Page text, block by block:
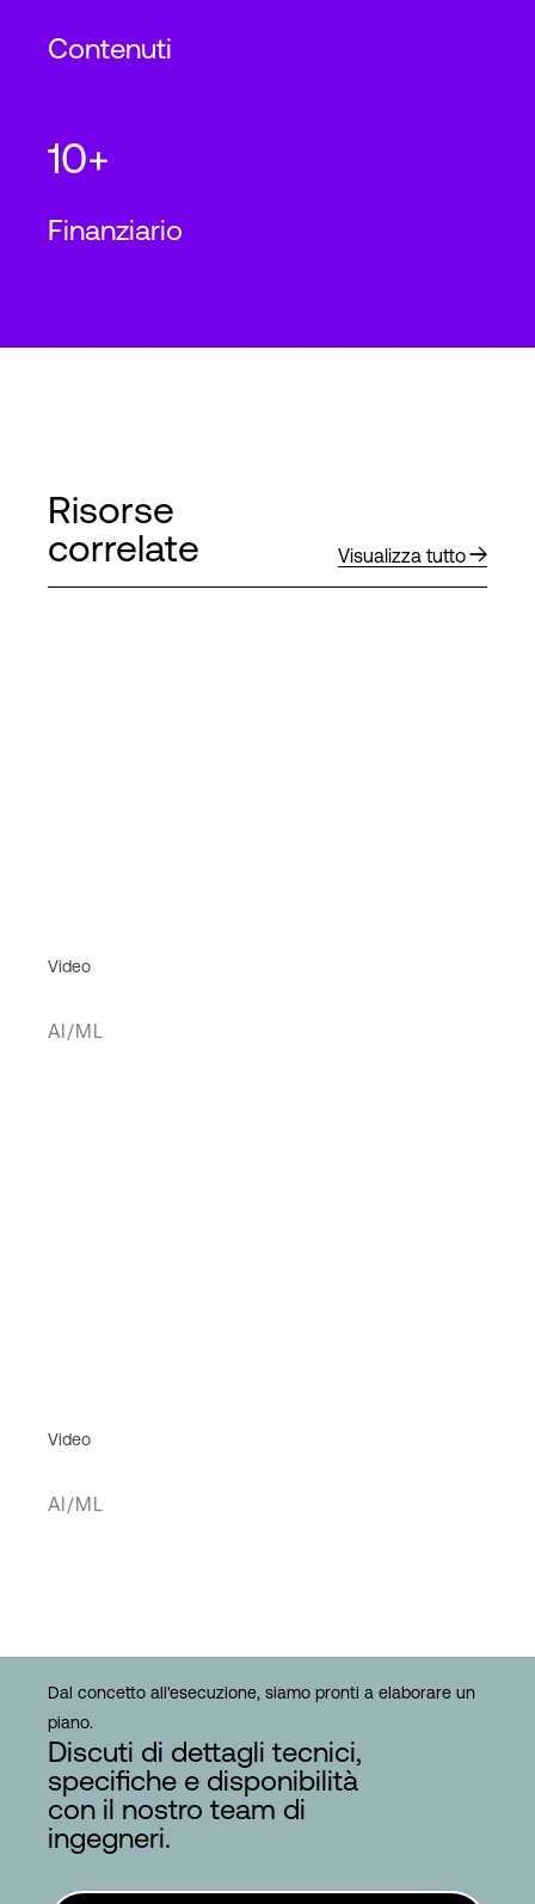
Contenuti
10+
Finanziario
Risorse
correlate
Visualizza tutto
Video
AI/ML
Video
AI/ML
Dal concetto all'esecuzione, siamo pronti a elaborare un
piano.
Discuti di dettagli tecnici,
specifiche e disponibilità
con il nostro team di
ingegneri.